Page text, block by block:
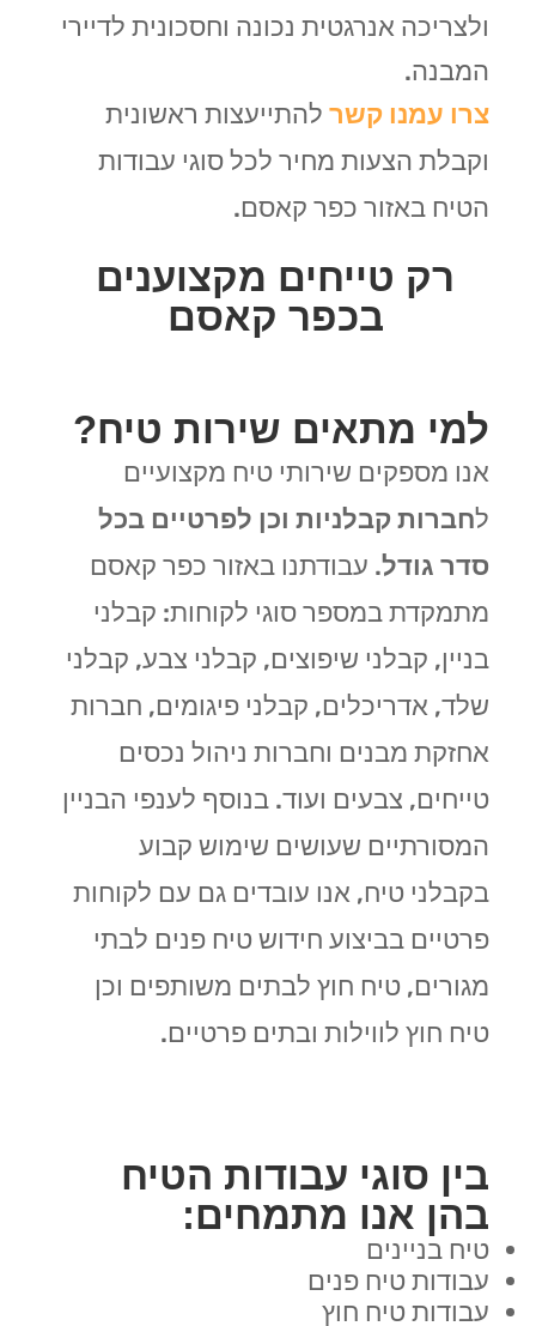
ולצריכה אנרגטית נכונה וחסכונית לדיירי
המבנה.
צרו עמנו קשרלהתייעצות ראשונית
וקבלת הצעות מחיר לכל סוגי עבודות
הטיח באזור כפר קאסם.
רק טייחים מקצוענים
בכפר קאסם
למי מתאים שירות טיח?
אנו מספקים שירותי טיח מקצועיים
לחברות קבלניות וכן לפרטיים בכל
סדר גודל. עבודתנו באזור כפר קאסם
מתמקדת במספר סוגי לקוחות: קבלני
בניין, קבלני שיפוצים, קבלני צבע, קבלני
שלד, אדריכלים, קבלני פיגומים, חברות
אחזקת מבנים וחברות ניהול נכסים
טייחים, צבעים ועוד. בנוסף לענפי הבניין
המסורתיים שעושים שימוש קבוע
בקבלני טיח, אנו עובדים גם עם לקוחות
פרטיים בביצוע חידוש טיח פנים לבתי
מגורים, טיח חוץ לבתים משותפים וכן
טיח חוץ לווילות ובתים פרטיים.
בין סוגי עבודות הטיח
בהן אנו מתמחים:
טיח בניינים
עבודות טיח פנים
עבודות טיח חוץ